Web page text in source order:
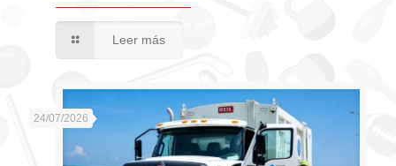
Leer más
24/07/2026